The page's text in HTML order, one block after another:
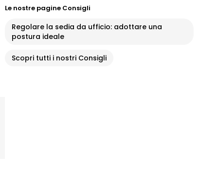
Le nostre pagine Consigli
Regolare la sedia da ufficio: adottare una
postura ideale
Scopri tutti i nostri Consigli